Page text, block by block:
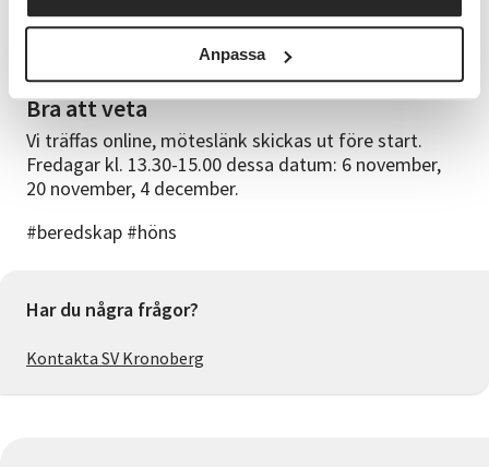
Anpassa
Cirkelledare
Jenny Herz, hönsägare sedan 2013
Bra att veta
Vi träffas online, möteslänk skickas ut före start.
Fredagar kl. 13.30-15.00 dessa datum: 6 november,
20 november, 4 december.
#beredskap #höns
Har du några frågor?
Kontakta SV Kronoberg